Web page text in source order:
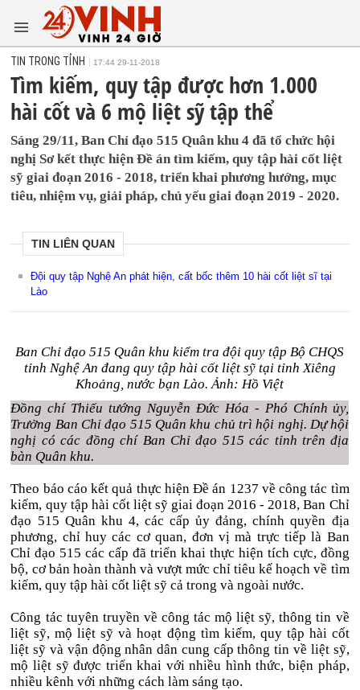
TIN TRONG TỈNH 17:44 29-11-2018
Tìm kiếm, quy tập được hơn 1.000
hài cốt và 6 mộ liệt sỹ tập thể
Sáng 29/11, Ban Chỉ đạo 515 Quân khu 4 đã tổ chức hội
nghị Sơ kết thực hiện Đề án tìm kiếm, quy tập hài cốt liệt
sỹ giai đoạn 2016 - 2018, triển khai phương hướng, mục
tiêu, nhiệm vụ, giải pháp, chủ yếu giai đoạn 2019 - 2020.
TIN LIÊN QUAN
Đội quy tập Nghệ An phát hiện, cất bốc thêm 10 hài cốt liệt sĩ tại
Lào
Ban Chỉ đạo 515 Quân khu kiểm tra đội quy tập Bộ CHQS
tỉnh Nghệ An đang quy tập hài cốt liệt sỹ tại tỉnh Xiêng
Khoảng, nước bạn Lào. Ảnh: Hồ Việt
Đồng chí Thiếu tướng Nguyễn Đức Hóa - Phó Chính ủy,
Trưởng Ban Chỉ đạo 515 Quân khu chủ trì hội nghị. Dự hội
nghị có các đồng chí Ban Chỉ đạo 515 các tỉnh trên địa
bàn Quân khu.
Theo báo cáo kết quả thực hiện Đề án 1237 về công tác tìm
kiếm, quy tập hài cốt liệt sỹ giai đoạn 2016 - 2018, Ban Chỉ
đạo 515 Quân khu 4, các cấp ủy đảng, chính quyền địa
phương, chỉ huy các cơ quan, đơn vị mà trực tiếp là Ban
Chỉ đạo 515 các cấp đã triển khai thực hiện tích cực, đồng
bộ, cơ bản hoàn thành và vượt mức chỉ tiêu kế hoạch về tìm
kiếm, quy tập hài cốt liệt sỹ cả trong và ngoài nước.
Công tác tuyên truyền về công tác mộ liệt sỹ, thông tin về
liệt sỹ, mộ liệt sỹ và hoạt động tìm kiếm, quy tập hài cốt
liệt sỹ và vận động nhân dân cung cấp thông tin về liệt sỹ,
mộ liệt sỹ được triển khai với nhiều hình thức, biện pháp,
nhiều kênh với những cách làm sáng tạo.